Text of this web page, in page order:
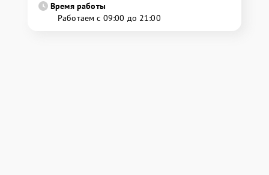
Время работы
Работаем с 09:00 до 21:00